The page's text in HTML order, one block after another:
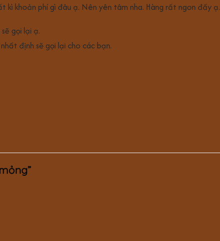
khoản phí gì đâu ạ. Nên yên tâm nha. Hàng rất ngon đấy ạ.
gọi lại ạ.
định sẽ gọi lại cho các bạn.